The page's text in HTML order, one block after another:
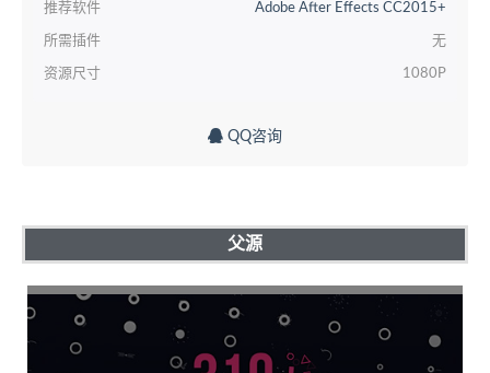
推荐软件 Adobe After Effects CC2015+
所需插件 无
资源尺寸 1080P
QQ咨询
父源